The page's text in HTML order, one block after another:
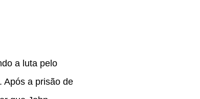
a luta pelo
Após a prisão de